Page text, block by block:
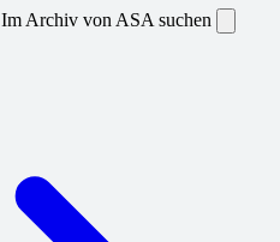
Im Archiv von ASA suchen